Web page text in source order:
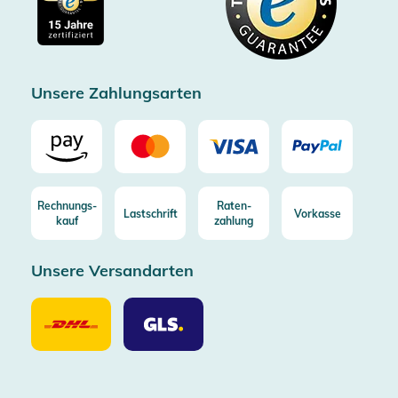
Kostenlose Rücksendung (aus DE/AT)
Unsere Zahlungsarten
Rechnungs-
kauf
Lastschrift
Raten-
zahlung
Vorkasse
Unsere Versandarten
Unsere
Versandarten
DHL
Unsere
Versandarten
GLS